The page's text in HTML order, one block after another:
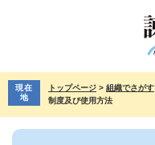
先
で
を
ば
現在
地
トップページ > 組織でさがす
制度及び使用方法
本